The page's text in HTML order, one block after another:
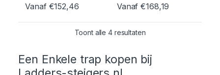
Vanaf €152,46
Dit product heeft meerdere variaties. Deze optie kan
Vanaf €168,19
Dit product heeft meerdere
Toont alle 4 resultaten
Een Enkele trap kopen bij